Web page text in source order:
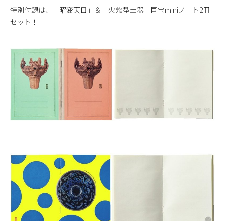
特別付録は、「曜変天目」＆「火焔型土器」国宝miniノート2冊
セット！